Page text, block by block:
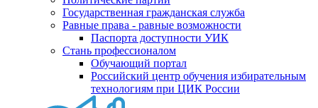
Государственная гражданская служба
Равные права - равные возможности
Паспорта доступности УИК
Стань профессионалом
Обучающий портал
Российский центр обучения избирательным
технологиям при ЦИК России